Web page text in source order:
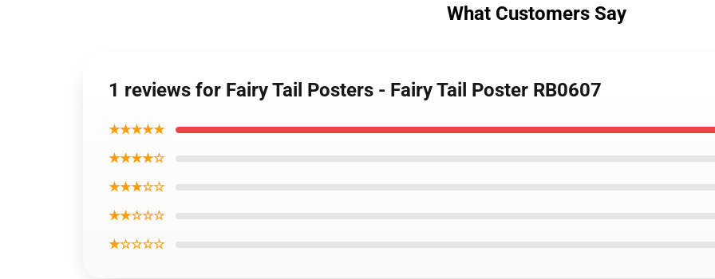
What Customers Say
1 reviews for Fairy Tail Posters - Fairy Tail Poster RB0607
★★★★★
★★★★☆
★★★☆☆
★★☆☆☆
★☆☆☆☆